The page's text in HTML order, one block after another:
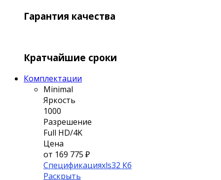
Гарантия качества
Кратчайшие сроки
Комплектации
Minimal
Яркость
1000
Разрешение
Full HD/4K
Цена
от 169 775 ₽
Спецификацияxls32 Кб
Раскрыть